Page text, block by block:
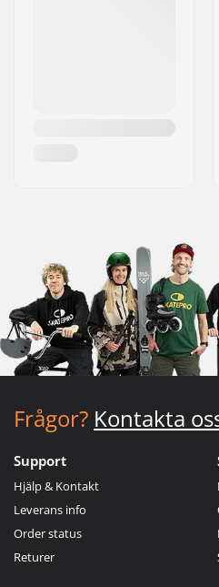
Frågor? Kontakta
Support
Hjälp & Kontakt
Leverans info
Order status
Returer